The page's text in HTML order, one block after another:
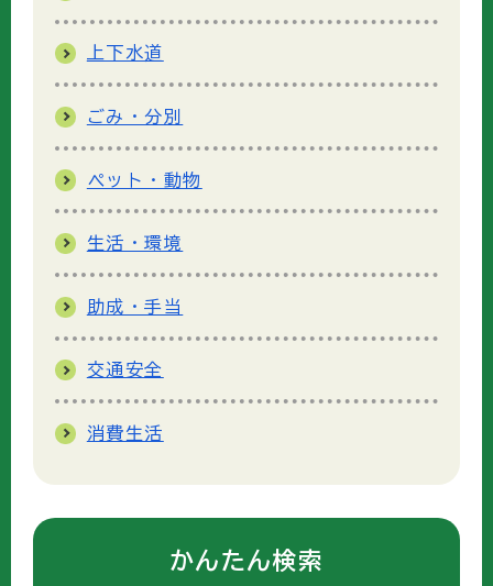
上下水道
ごみ・分別
ペット・動物
生活・環境
助成・手当
交通安全
消費生活
かんたん検索